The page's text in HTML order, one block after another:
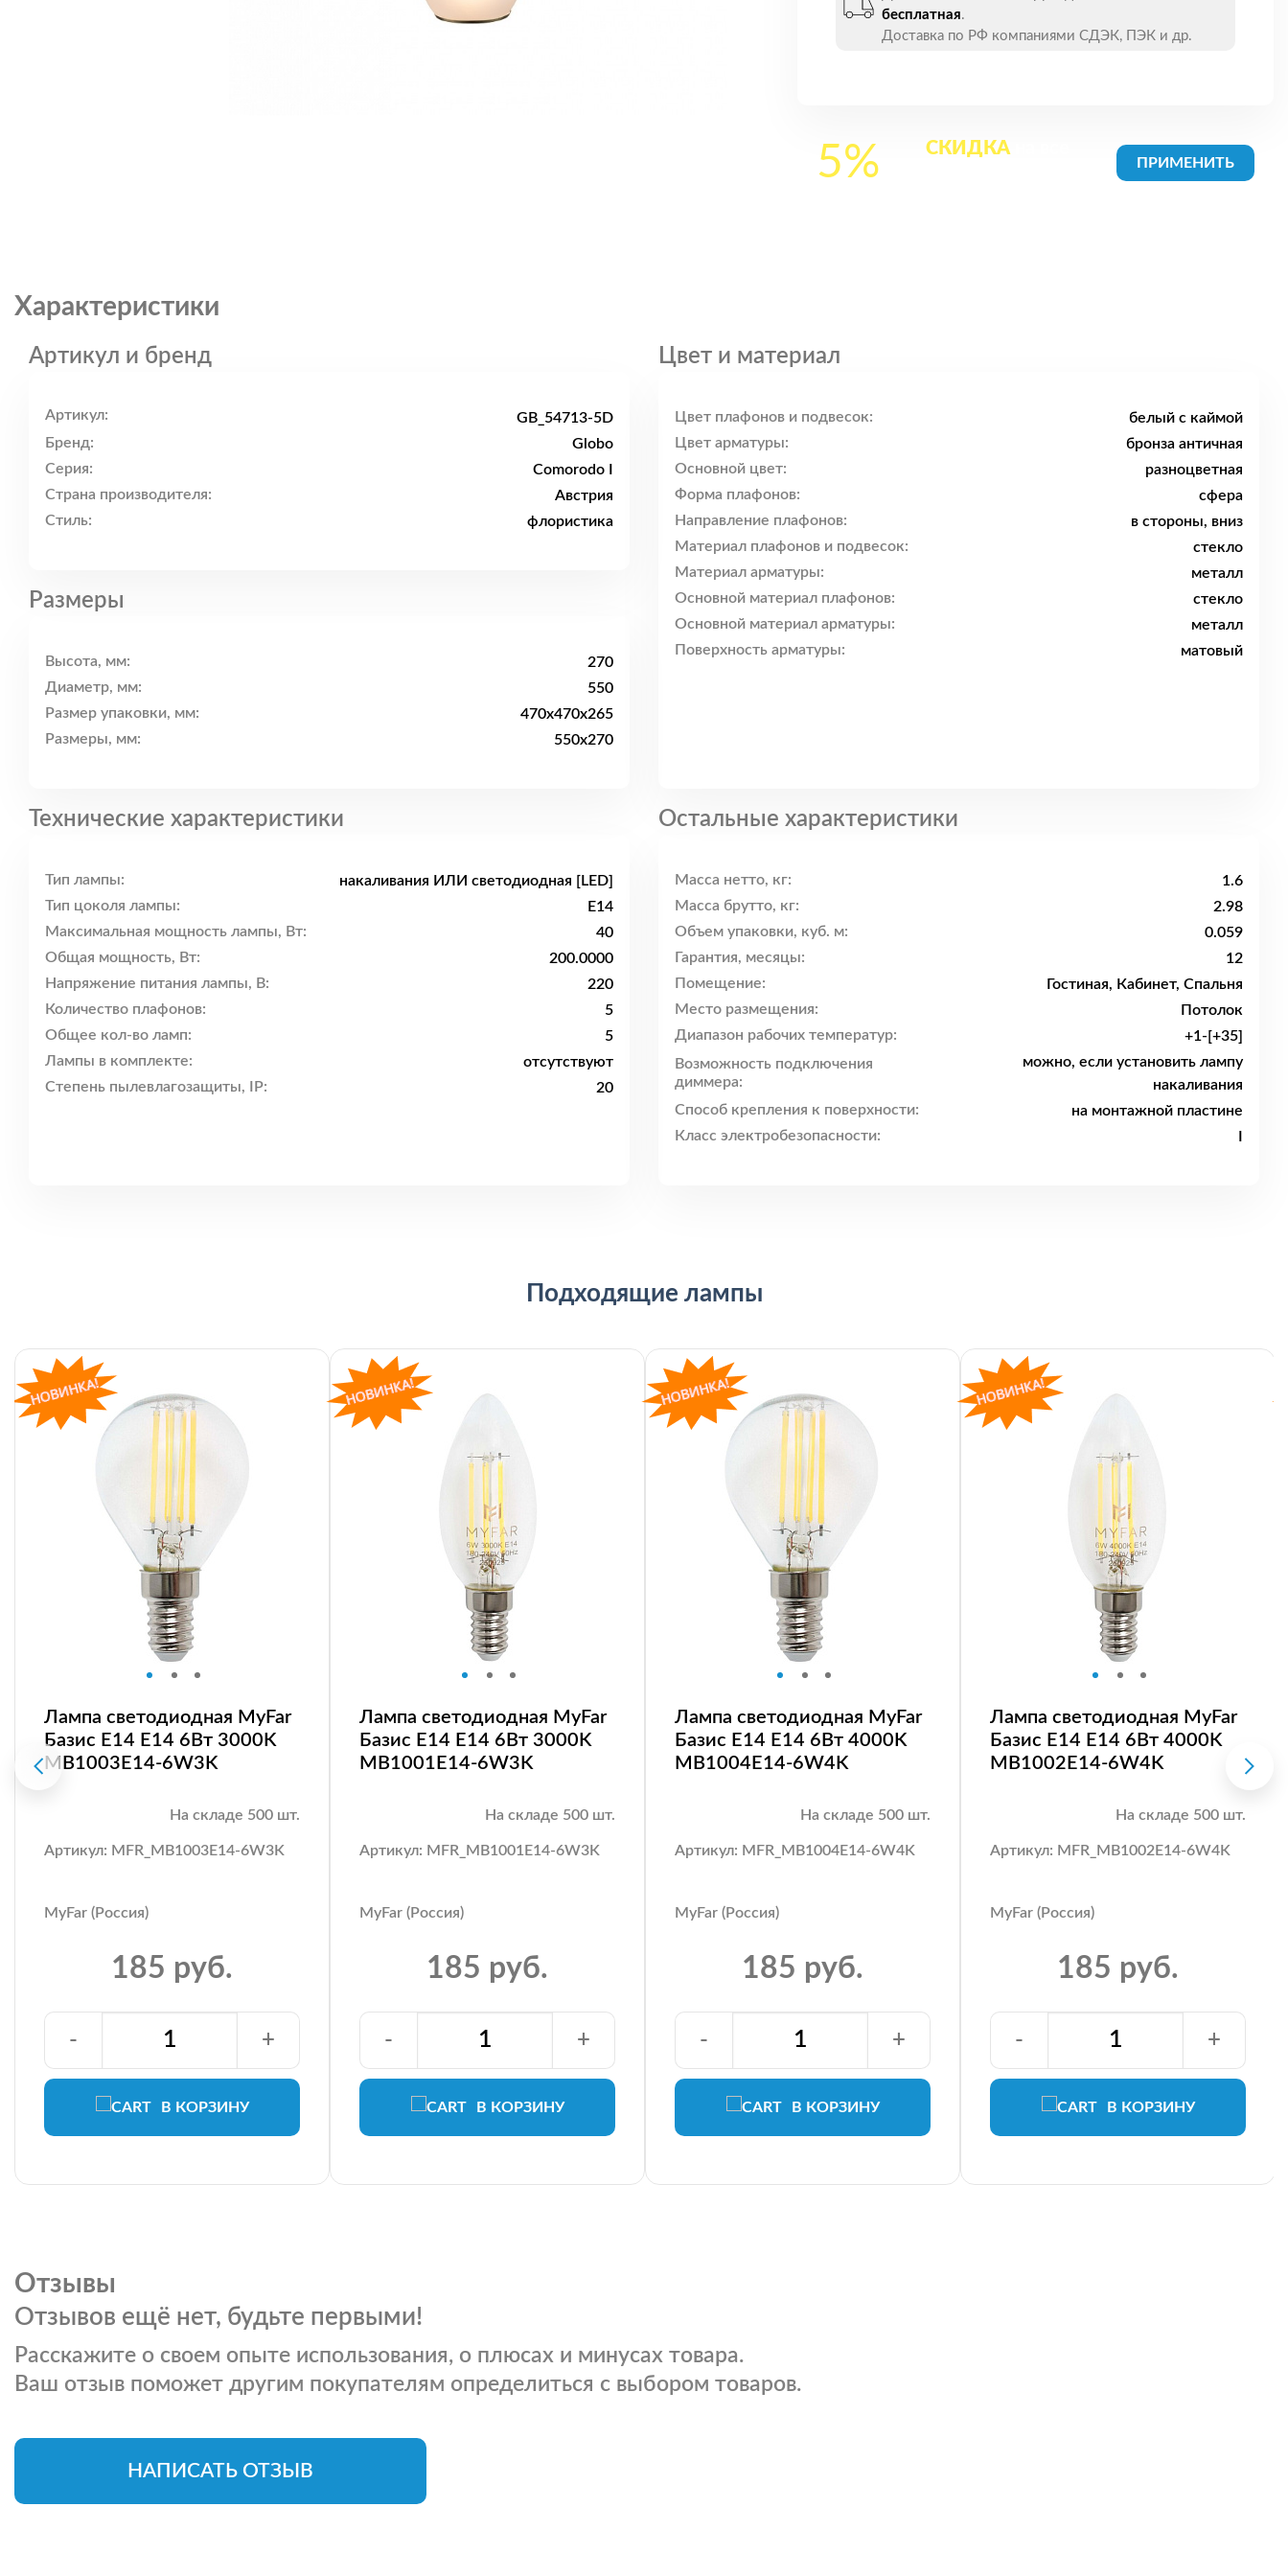
бесплатная.
Доставка по РФ компаниями СДЭК, ПЭК и др.
5% СКИДКА
Характеристики
Артикул и бренд
Артикул:
GB_54713-5D
Бренд:
Globo
Серия:
Comorodo I
Страна производителя:
Австрия
Стиль:
флористика
Размеры
Высота, мм:
270
Диаметр, мм:
550
Размер упаковки, мм:
470x470x265
Размеры, мм:
550x270
Цвет и материал
Цвет плафонов и подвесок:
белый с каймой
Цвет арматуры:
бронза античная
Основной цвет:
разноцветная
Форма плафонов:
сфера
Направление плафонов:
в стороны, вниз
Материал плафонов и подвесок:
стекло
Материал арматуры:
металл
Основной материал плафонов:
стекло
Основной материал арматуры:
металл
Поверхность арматуры:
матовый
Технические характеристики
Тип лампы:
накаливания ИЛИ светодиодная [LED]
Тип цоколя лампы:
E14
Максимальная мощность лампы, Вт:
40
Общая мощность, Вт:
200.0000
Напряжение питания лампы, В:
220
Количество плафонов:
5
Общее кол-во ламп:
5
Лампы в комплекте:
отсутствуют
Степень пылевлагозащиты, IP:
20
Остальные характеристики
Масса нетто, кг:
1.6
Масса брутто, кг:
2.98
Объем упаковки, куб. м:
0.059
Гарантия, месяцы:
12
Помещение:
Гостиная, Кабинет, Спальня
Место размещения:
Потолок
Диапазон рабочих температур:
+1-[+35]
Возможность подключения
диммера:
можно, если установить лампу
накаливания
Способ крепления к поверхности:
на монтажной пластине
Класс электробезопасности:
I
Подходящие лампы
Лампа светодиодная MyFar
Базис E14 E14 6Вт 3000K
MB1003E14-6W3K
На складе 500 шт.
Артикул: MFR_MB1003E14-6W3K
MyFar (Россия)
185 руб.
В КОРЗИНУ
- +
Лампа светодиодная MyFar
Базис E14 E14 6Вт 3000K
MB1001E14-6W3K
На складе 500 шт.
Артикул: MFR_MB1001E14-6W3K
MyFar (Россия)
185 руб.
В КОРЗИНУ
- +
Лампа светодиодная MyFar
Базис E14 E14 6Вт 4000K
MB1004E14-6W4K
На складе 500 шт.
Артикул: MFR_MB1004E14-6W4K
MyFar (Россия)
185 руб.
В КОРЗИНУ
- +
Лампа светодиодная MyFar
Базис E14 E14 6Вт 4000K
MB1002E14-6W4K
На складе 500 шт.
Артикул: MFR_MB1002E14-6W4K
MyFar (Россия)
185 руб.
В КОРЗИНУ
- +
Отзывы
Отзывов ещё нет, будьте первыми!
Расскажите о своем опыте использования, о плюсах и минусах товара.
Ваш отзыв поможет другим покупателям определиться с выбором товаров.
НАПИСАТЬ ОТЗЫВ